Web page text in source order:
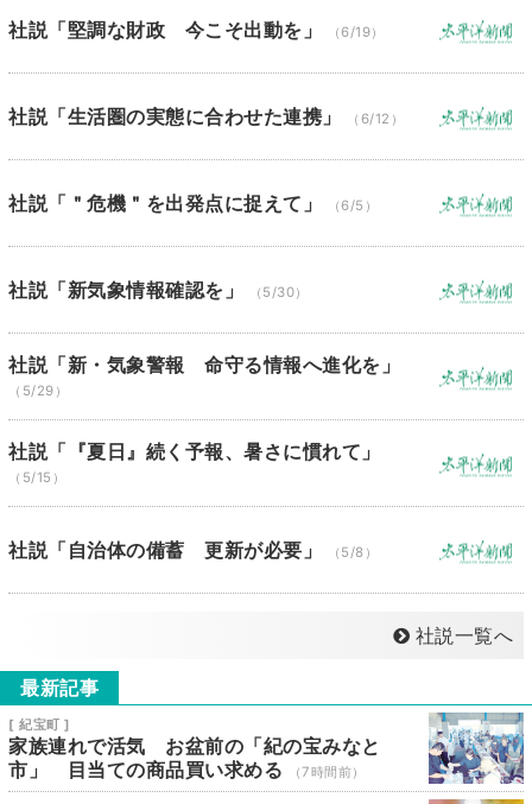
社説「堅調な財政 今こそ出動を」 （6/19）
社説「生活圏の実態に合わせた連携」 （6/12）
社説「＂危機＂を出発点に捉えて」 （6/5）
社説「新気象情報確認を」 （5/30）
社説「新・気象警報 命守る情報へ進化を」
（5/29）
社説「『夏日』続く予報、暑さに慣れて」
（5/15）
社説「自治体の備蓄 更新が必要」 （5/8）
社説一覧へ
最新記事
[ 紀宝町 ]
家族連れで活気 お盆前の「紀の宝みなと
市」 目当ての商品買い求める
（7時間前）